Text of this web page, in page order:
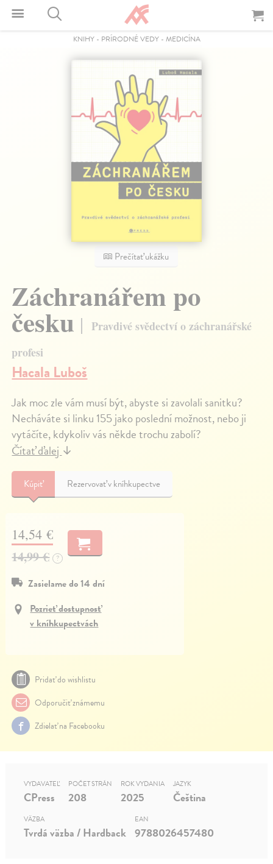
KNIHY- PRÍRODNÉ VEDY- MEDICÍNA
Prečítať ukážku
Záchranářem po
česku
Pravdivé svědectví o záchranářské
profesi
Hacala Luboš
Jak moc zle vám musí být, abyste si zavolali sanitku?
Necháváte si linku 155 jako poslední možnost, nebo ji
vytáčíte, kdykoliv vás někde trochu zabolí?
Čítať ďalej ↓
Kúpiť Rezervovať v kníhkupectve
14,54 €
14,99 € ?
Zasielame do 14 dní
Pozrieť dostupnosť
v kníhkupectvách
Pridať do wishlistu
Odporučiť známemu
Zdielať na Facebooku
VYDAVATEĽ
CPress
POČET STRÁN
208
ROK VYDANIA
2025
JAZYK
Čeština
VÄZBA
Tvrdá väzba / Hardback
EAN
9788026457480